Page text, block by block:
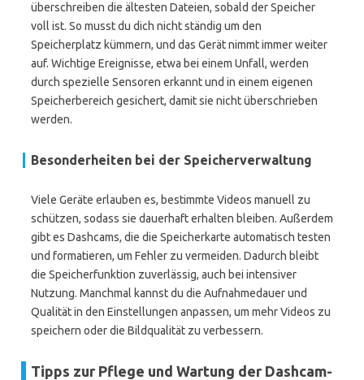
überschreiben die ältesten Dateien, sobald der Speicher
voll ist. So musst du dich nicht ständig um den
Speicherplatz kümmern, und das Gerät nimmt immer weiter
auf. Wichtige Ereignisse, etwa bei einem Unfall, werden
durch spezielle Sensoren erkannt und in einem eigenen
Speicherbereich gesichert, damit sie nicht überschrieben
werden.
Besonderheiten bei der Speicherverwaltung
Viele Geräte erlauben es, bestimmte Videos manuell zu
schützen, sodass sie dauerhaft erhalten bleiben. Außerdem
gibt es Dashcams, die die Speicherkarte automatisch testen
und formatieren, um Fehler zu vermeiden. Dadurch bleibt
die Speicherfunktion zuverlässig, auch bei intensiver
Nutzung. Manchmal kannst du die Aufnahmedauer und
Qualität in den Einstellungen anpassen, um mehr Videos zu
speichern oder die Bildqualität zu verbessern.
Tipps zur Pflege und Wartung der Dashcam-